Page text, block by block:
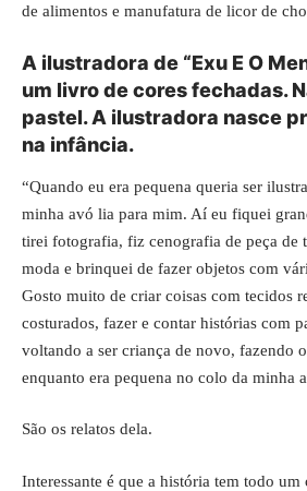
de alimentos e manufatura de licor de
A ilustradora de “Exu E O
um livro de cores fechadas.
pastel. A ilustradora nasce
na infância.
“Quando eu era pequena queria ser
minha avó lia para mim. Aí eu fiquei
tirei fotografia, fiz cenografia de peça de
moda e brinquei de fazer objetos com
Gosto muito de criar coisas com tecidos
costurados, fazer e contar histórias com
voltando a ser criança de novo, fazendo
enquanto era pequena no colo da minha
São os relatos dela.
Interessante é que a história tem todo um